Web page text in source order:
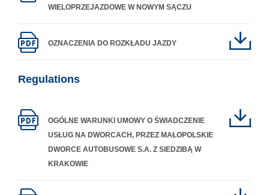
WIELOPRZEJAZDOWE W NOWYM SĄCZU
OZNACZENIA DO ROZKŁADU JAZDY
Regulations
OGÓLNE WARUNKI UMOWY O ŚWIADCZENIE
USŁUG NA DWORCACH, PRZEZ MAŁOPOLSKIE
DWORCE AUTOBUSOWE S.A. Z SIEDZIBĄ W
KRAKOWIE